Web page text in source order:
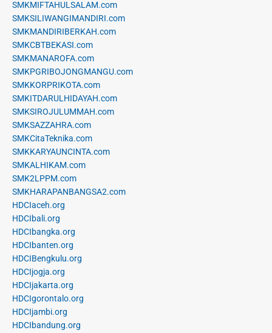
SMKMIFTAHULSALAM.com
SMKSILIWANGIMANDIRI.com
SMKMANDIRIBERKAH.com
SMKCBTBEKASI.com
SMKMANAROFA.com
SMKPGRIBOJONGMANGU.com
SMKKORPRIKOTA.com
SMKITDARULHIDAYAH.com
SMKSIROJULUMMAH.com
SMKSAZZAHRA.com
SMKCitaTeknika.com
SMKKARYAUNCINTA.com
SMKALHIKAM.com
SMK2LPPM.com
SMKHARAPANBANGSA2.com
HDCIaceh.org
HDCIbali.org
HDCIbangka.org
HDCIbanten.org
HDCIBengkulu.org
HDCIjogja.org
HDCIjakarta.org
HDCIgorontalo.org
HDCIjambi.org
HDCIbandung.org